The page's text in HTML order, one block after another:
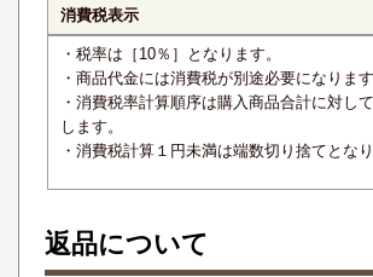
消費税表示
・税率は［10％］となります。
・商品代金には消費税が別途必要になります
・消費税率計算順序は購入商品合計に対し
します。
・消費税計算１円未満は端数切り捨てとなり
返品について